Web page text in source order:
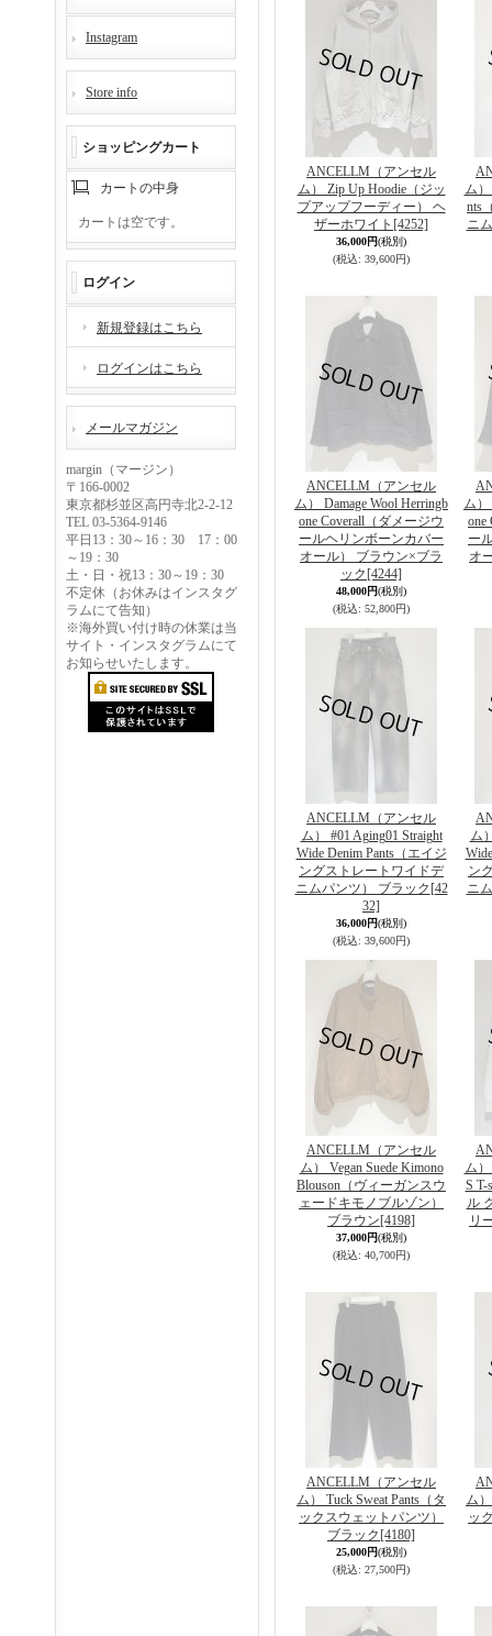
Instagram
Store info
ショッピングカート
カートの中身
カートは空です。
ログイン
新規登録はこちら
ログインはこちら
メールマガジン
margin（マージン）
〒166-0002
東京都杉並区高円寺北2-2-12
TEL 03-5364-9146
平日13：30～16：30 17：00
～19：30
土・日・祝13：30～19：30
不定休（お休みはインスタグ
ラムにて告知）
※海外買い付け時の休業は当
サイト・インスタグラムにて
お知らせいたします。
ANCELLM（アンセル
ム） Zip Up Hoodie（ジッ
プアップフーディー） ヘ
ザーホワイト [4252]
36,000円(税別)
(税込: 39,600円)
ム）
nts
ニ
ANCELLM（アンセル
ム） Damage Wool Herringb
one Coverall（ダメージウ
ールヘリンボーンカバー
オール） ブラウン×ブラ
ック [4244]
48,000円(税別)
(税込: 52,800円)
ム）
one
ー
オ
ANCELLM（アンセル
ム） #01 Aging01 Straight
Wide Denim Pants（エイジ
ングストレートワイドデ
ニムパンツ） ブラック [42
32]
36,000円(税別)
(税込: 39,600円)
ム
ン
ニ
ANCELLM（アンセル
ム） Vegan Suede Kimono
Blouson（ヴィーガンスウ
ェードキモノブルゾン）
ブラウン[4198]
37,000円(税別)
(税込: 40,700円)
ム）
S
ル
リ
ANCELLM（アンセル
ム） Tuck Sweat Pants（タ
ックスウェットパンツ）
ブラック [4180]
25,000円(税別)
(税込: 27,500円)
ム
ッ